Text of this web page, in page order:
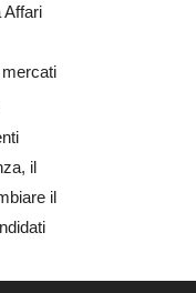
Affari
il
il